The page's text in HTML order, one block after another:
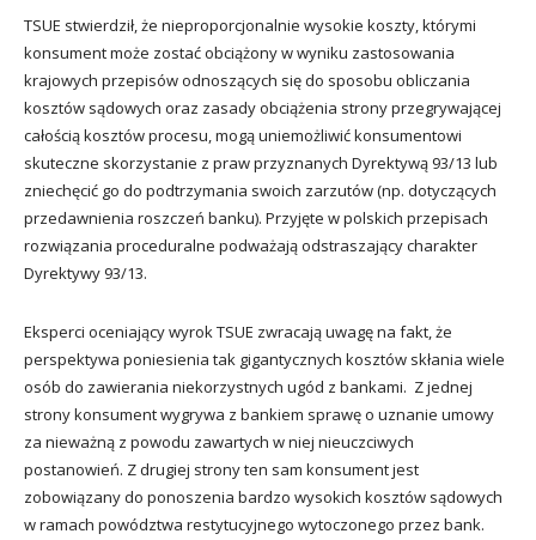
TSUE stwierdził, że nieproporcjonalnie wysokie koszty, którymi
konsument może zostać obciążony w wyniku zastosowania
krajowych przepisów odnoszących się do sposobu obliczania
kosztów sądowych oraz zasady obciążenia strony przegrywającej
całością kosztów procesu, mogą uniemożliwić konsumentowi
skuteczne skorzystanie z praw przyznanych Dyrektywą 93/13 lub
zniechęcić go do podtrzymania swoich zarzutów (np. dotyczących
przedawnienia roszczeń banku). Przyjęte w polskich przepisach
rozwiązania proceduralne podważają odstraszający charakter
Dyrektywy 93/13.
Eksperci oceniający wyrok TSUE zwracają uwagę na fakt, że
perspektywa poniesienia tak gigantycznych kosztów skłania wiele
osób do zawierania niekorzystnych ugód z bankami. Z jednej
strony konsument wygrywa z bankiem sprawę o uznanie umowy
za nieważną z powodu zawartych w niej nieuczciwych
postanowień. Z drugiej strony ten sam konsument jest
zobowiązany do ponoszenia bardzo wysokich kosztów sądowych
w ramach powództwa restytucyjnego wytoczonego przez bank.